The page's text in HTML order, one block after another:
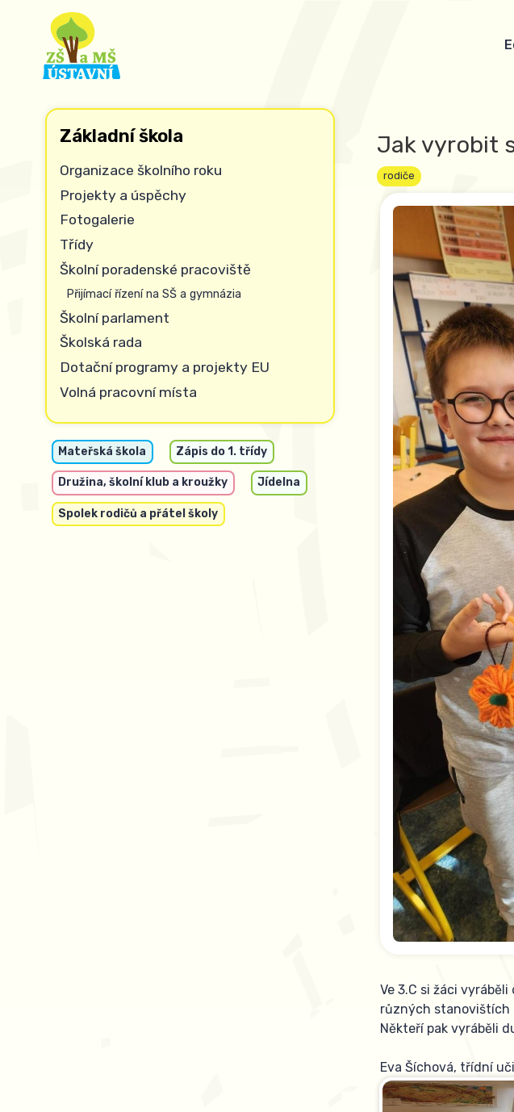
Základní škola
Organizace školního roku
Projekty a úspěchy
Fotogalerie
Třídy
Školní poradenské pracoviště
Přijímací řízení na SŠ a gymnázia
Školní parlament
Školská rada
Dotační programy a projekty EU
Volná pracovní místa
Mateřská škola Zápis do 1. třídy
Družina, školní klub a kroužky Jídelna
Spolek rodičů a přátel školy
Jak vyrobit
rodiče
Ve 3.C si žáci
různých stanovištích
Někteří pak vyráběli
Eva Šíchová, třídní